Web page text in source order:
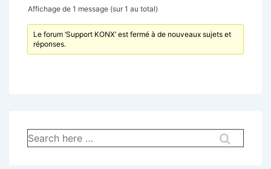
Affichage de 1 message (sur 1 au total)
Le forum ‘Support KONX’ est fermé à de nouveaux sujets et
réponses.
Recherche
pour: